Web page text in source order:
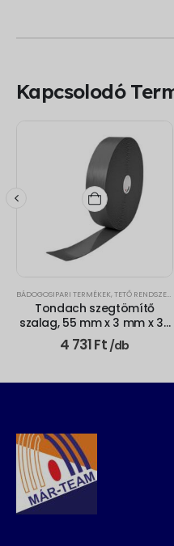
Kapcsolodó
BÁDOGOSIPARI TERMÉKEK, TETŐ RENDSZERELEMEK
Tondach szegtömítő
szalag, 55 mm x 3 mm x 30
m
4 731Ft /db